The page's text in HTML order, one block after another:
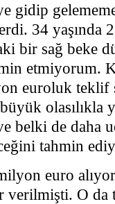
gidip
34 yaşında
bir sağ beke
etmiyorum.
euroluk
belki de daha
tahmin
euro
verilmişti. O